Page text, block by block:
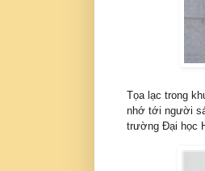
Tọa lạc trong
nhớ tới người
trường Đại học